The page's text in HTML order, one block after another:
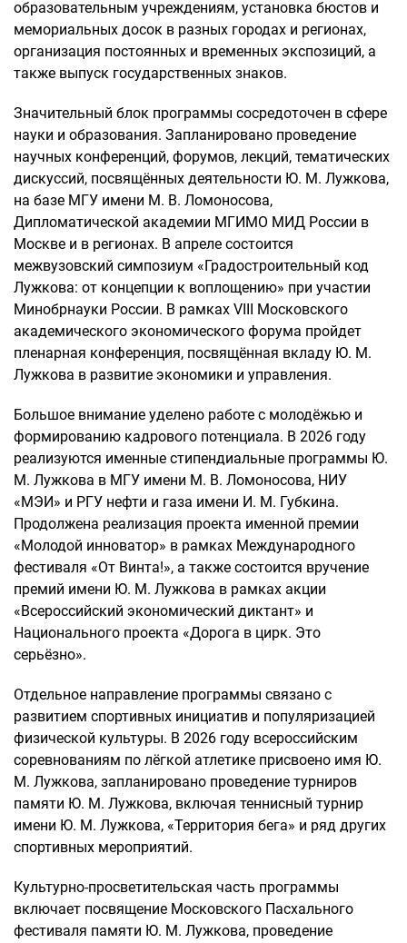
образовательным учреждениям, установка бюстов и
мемориальных досок в разных городах и регионах,
организация постоянных и временных экспозиций, а
также выпуск государственных знаков.
Значительный блок программы сосредоточен в сфере
науки и образования. Запланировано проведение
научных конференций, форумов, лекций, тематических
дискуссий, посвящённых деятельности Ю. М. Лужкова,
на базе МГУ имени М. В. Ломоносова,
Дипломатической академии МГИМО МИД России в
Москве и в регионах. В апреле состоится
межвузовский симпозиум «Градостроительный код
Лужкова: от концепции к воплощению» при участии
Минобрнауки России. В рамках VIII Московского
академического экономического форума пройдет
пленарная конференция, посвящённая вкладу Ю. М.
Лужкова в развитие экономики и управления.
Большое внимание уделено работе с молодёжью и
формированию кадрового потенциала. В 2026 году
реализуются именные стипендиальные программы Ю.
М. Лужкова в МГУ имени М. В. Ломоносова, НИУ
«МЭИ» и РГУ нефти и газа имени И. М. Губкина.
Продолжена реализация проекта именной премии
«Молодой инноватор» в рамках Международного
фестиваля «От Винта!», а также состоится вручение
премий имени Ю. М. Лужкова в рамках акции
«Всероссийский экономический диктант» и
Национального проекта «Дорога в цирк. Это
серьёзно».
Отдельное направление программы связано с
развитием спортивных инициатив и популяризацией
физической культуры. В 2026 году всероссийским
соревнованиям по лёгкой атлетике присвоено имя Ю.
М. Лужкова, запланировано проведение турниров
памяти Ю. М. Лужкова, включая теннисный турнир
имени Ю. М. Лужкова, «Территория бега» и ряд других
спортивных мероприятий.
Культурно-просветительская часть программы
включает посвящение Московского Пасхального
фестиваля памяти Ю. М. Лужкова, проведение